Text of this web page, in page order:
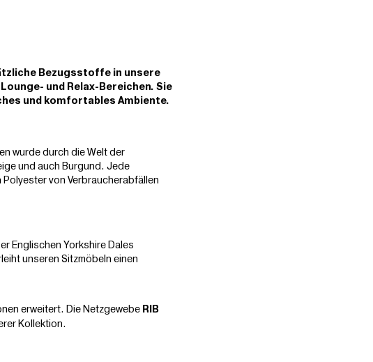
Bezugsstoffe in unsere
und Relax-Bereichen. Sie
und komfortables Ambiente.
wurde durch die Welt der
und auch Burgund. Jede
von Verbraucherabfällen
Englischen Yorkshire Dales
unseren Sitzmöbeln einen
erweitert. Die Netzgewebe RIB
Kollektion.